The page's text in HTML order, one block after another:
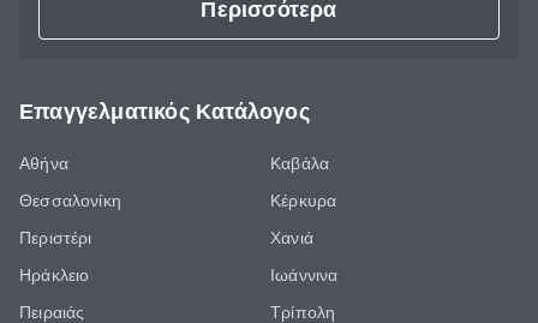
Περισσότερα
Επαγγελματικός Κατάλογος
Αθήνα
Θεσσαλονίκη
Περιστέρι
Ηράκλειο
Πειραιάς
Καβάλα
Κέρκυρα
Χανιά
Ιωάννινα
Τρίπολη